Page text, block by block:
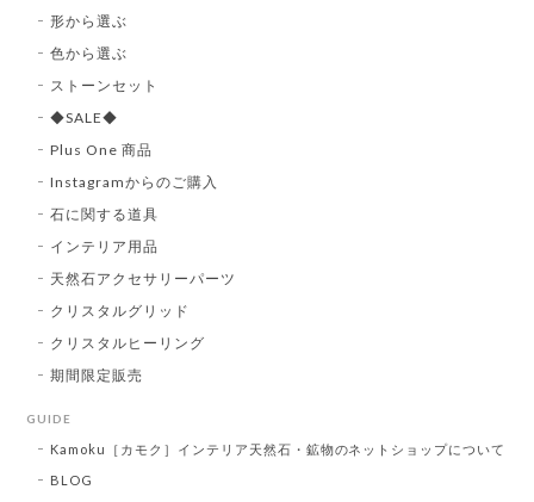
形から選ぶ
色から選ぶ
ストーンセット
◆SALE◆
Plus One 商品
Instagramからのご購入
石に関する道具
インテリア用品
天然石アクセサリーパーツ
クリスタルグリッド
クリスタルヒーリング
期間限定販売
GUIDE
Kamoku［カモク］インテリア天然石・鉱物のネットショップについて
BLOG